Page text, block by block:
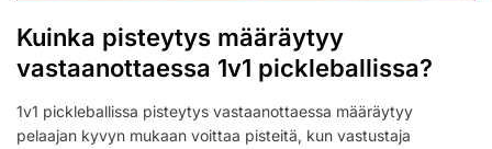
Kuinka pisteytys määräytyy
vastaanottaessa 1v1 pickleballissa?
1v1 pickleballissa pisteytys vastaanottaessa määräytyy
pelaajan kyvyn mukaan voittaa pisteitä, kun vastustaja